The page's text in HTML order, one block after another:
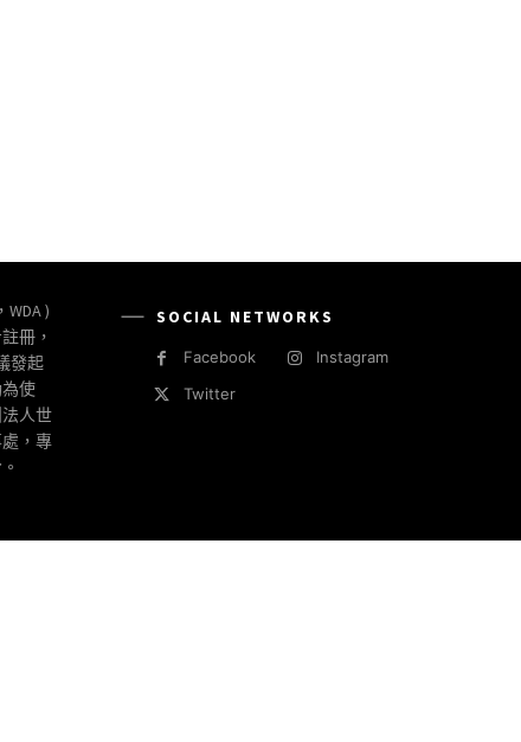
)
冊，
發起
使
人世
，專
SOCIAL NETWORKS
Facebook
Instagram
Twitter